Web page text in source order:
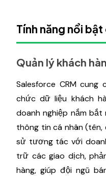
Tính năng nổi
Quản lý khách
Salesforce CRM
chức dữ liệu khách
doanh nghiệp nắm
thông tin cá nhân (tên,
sử tương tác với
trữ các giao dịch,
hàng, giúp đội ngũ